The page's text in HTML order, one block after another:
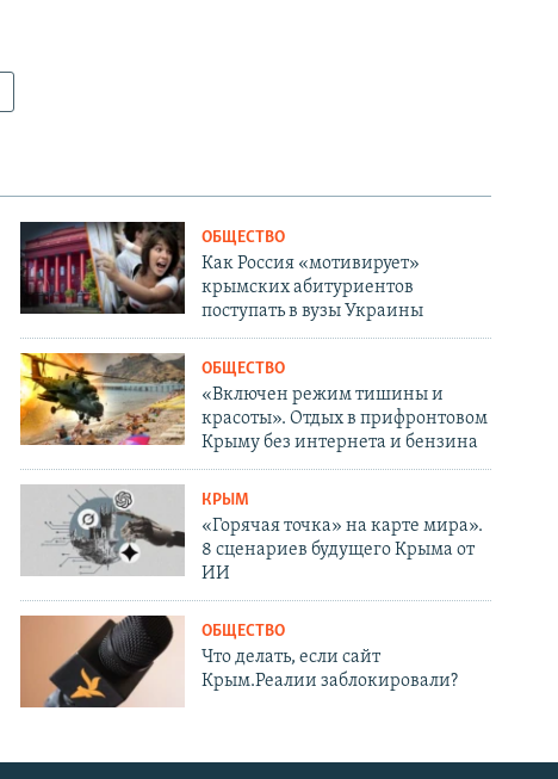
ОБЩЕСТВО
Как Россия «мотивирует»
крымских абитуриентов
поступать в вузы Украины
ОБЩЕСТВО
«Включен режим тишины и
красоты». Отдых в прифронтовом
Крыму без интернета и бензина
КРЫМ
«Горячая точка» на карте мира».
8 сценариев будущего Крыма от
ИИ
ОБЩЕСТВО
Что делать, если сайт
Крым.Реалии заблокировали?